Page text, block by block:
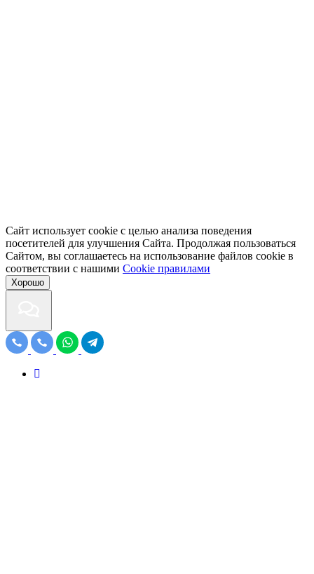
Сайт использует cookie с целью анализа поведения
посетителей для улучшения Сайта. Продолжая пользоваться
Сайтом, вы соглашаетесь на использование файлов cookie в
соответствии с нашими Cookiе правилами
Хорошо